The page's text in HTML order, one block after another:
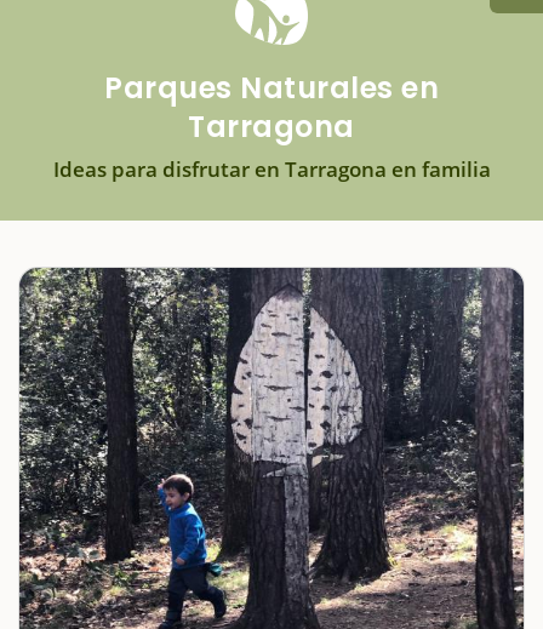
Parques Naturales en
Tarragona
Ideas para disfrutar en Tarragona en familia